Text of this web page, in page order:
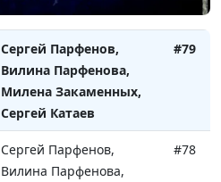
Наталья Булатова
Сергей Парфенов,
Вилина Парфенова,
Милена Закаменных,
Сергей Катаев
#79
Сергей Парфенов,
Вилина Парфенова,
#78